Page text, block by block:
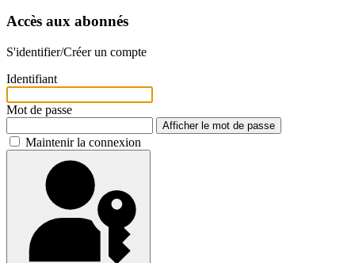
Accès aux abonnés
S'identifier/Créer un compte
Identifiant
Mot de passe
Afficher le mot de passe
Maintenir la connexion